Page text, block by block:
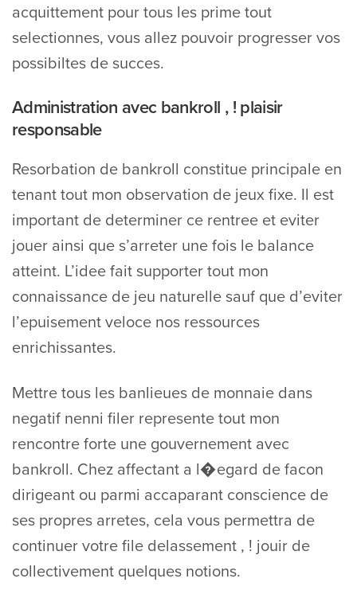
acquittement pour tous les prime tout
selectionnes, vous allez pouvoir progresser vos
possibiltes de succes.
Administration avec bankroll , ! plaisir
responsable
Resorbation de bankroll constitue principale en
tenant tout mon observation de jeux fixe. Il est
important de determiner ce rentree et eviter
jouer ainsi que s’arreter une fois le balance
atteint. L’idee fait supporter tout mon
connaissance de jeu naturelle sauf que d’eviter
l’epuisement veloce nos ressources
enrichissantes.
Mettre tous les banlieues de monnaie dans
negatif nenni filer represente tout mon
rencontre forte une gouvernement avec
bankroll. Chez affectant a l�egard de facon
dirigeant ou parmi accaparant conscience de
ses propres arretes, cela vous permettra de
continuer votre file delassement , ! jouir de
collectivement quelques notions.